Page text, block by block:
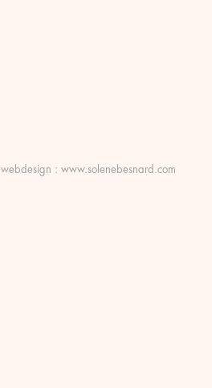
webdesign :www.solenebesnard.com